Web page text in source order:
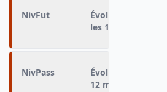
NivFut
Évolution du
les 12 prochains
NivPass
Évolution du
12 mois